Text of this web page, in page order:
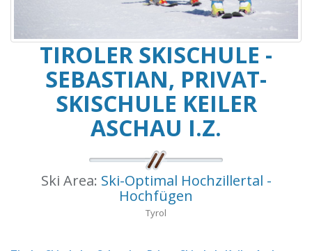
TIROLER SKISCHULE -
SEBASTIAN, PRIVAT-
SKISCHULE KEILER
ASCHAU I.Z.
Ski Area: Ski-Optimal Hochzillertal -
Hochfügen
Tyrol